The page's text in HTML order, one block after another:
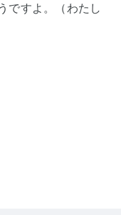
ですよ。（わたし